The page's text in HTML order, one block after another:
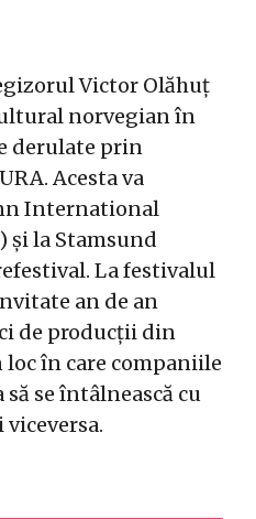
Victor Olăhuț
norvegian în
derulate prin
Acesta va
International
și la Stamsund
La festivalul
an de an
de producții din
în care companiile
se întâlnească cu